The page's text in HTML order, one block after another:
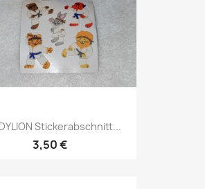
Stickerabschnitt...
3,50 €